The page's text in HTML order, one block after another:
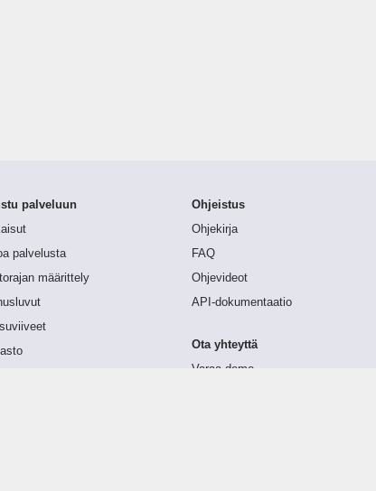
palveluun
palvelusta
määrittely
Ohjeistus
Ohjekirja
FAQ
Ohjevideot
API-dokumentaatio
Ota yhteyttä
Varaa demo